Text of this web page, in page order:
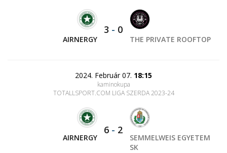
AIRNERGY
3 - 0
THE PRIVATE ROOFTOP
2024. Február 07. 18:15
kaminokupa
TOTALLSPORT.COM LIGA SZERDA 2023-24
AIRNERGY
6 - 2
SEMMELWEIS EGYETEM
SK